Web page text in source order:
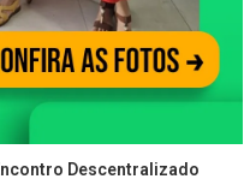
Descentralizado